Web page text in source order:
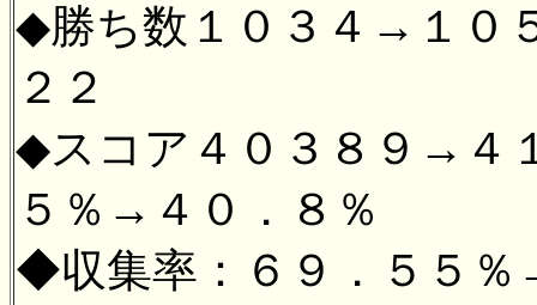
◆勝ち数１０３４→１
２２
◆スコア４０３８９→
５％→４０．８％
◆収集率：６９．５５